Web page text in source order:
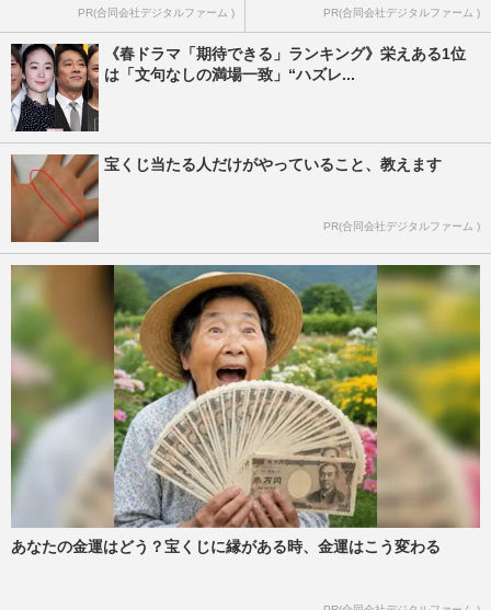
PR(合同会社デジタルファーム ) PR(合同会社デジタルファーム )
《春ドラマ「期待できる」ランキング》栄えある1位
は「文句なしの満場一致」“ハズレ...
宝くじ当たる人だけがやっていること、教えます
PR(合同会社デジタルファーム )
あなたの金運はどう？宝くじに縁がある時、金運はこう変わる